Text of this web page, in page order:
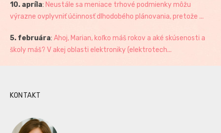
10. apríla: Neustále sa meniace trhové podmienky môžu
výrazne ovplyvniť účinnosť dlhodobého plánovania, pretože ...
5. februára: Ahoj, Marian, koľko máš rokov a aké skúsenosti a
školy máš? V akej oblasti elektroniky (elektrotech...
KONTAKT